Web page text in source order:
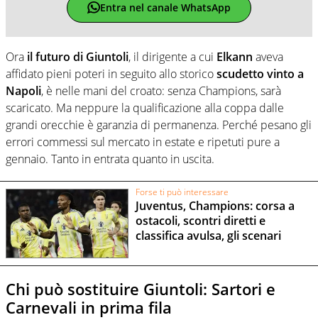
Entra nel canale WhatsApp
Ora il futuro di Giuntoli, il dirigente a cui Elkann aveva
affidato pieni poteri in seguito allo storicoscudetto vinto a
Napoli, è nelle mani del croato: senza Champions, sarà
scaricato. Ma neppure la qualificazione alla coppa dalle
grandi orecchie è garanzia di permanenza. Perché pesano gli
errori commessi sul mercato in estate e ripetuti pure a
gennaio. Tanto in entrata quanto in uscita.
Forse ti può interessare
Juventus, Champions: corsa a
ostacoli, scontri diretti e
classifica avulsa, gli scenari
Chi può sostituire Giuntoli: Sartori e
Carnevali in prima fila